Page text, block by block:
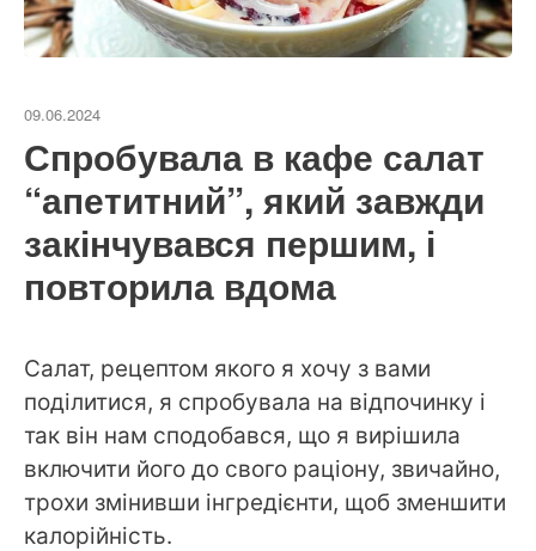
09.06.2024
Спробувала в кафе салат
“апетитний”, який завжди
закінчувався першим, і
повторила вдома
Салат, рецептом якого я хочу з вами
поділитися, я спробувала на відпочинку і
так він нам сподобався, що я вирішила
включити його до свого раціону, звичайно,
трохи змінивши інгредієнти, щоб зменшити
калорійність.